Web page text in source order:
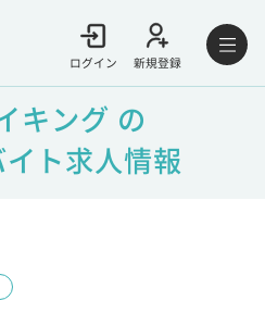
ログイン 新規登録
キング の
ト求人情報